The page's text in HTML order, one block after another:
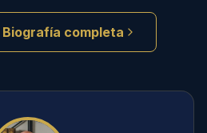
Biografía completa